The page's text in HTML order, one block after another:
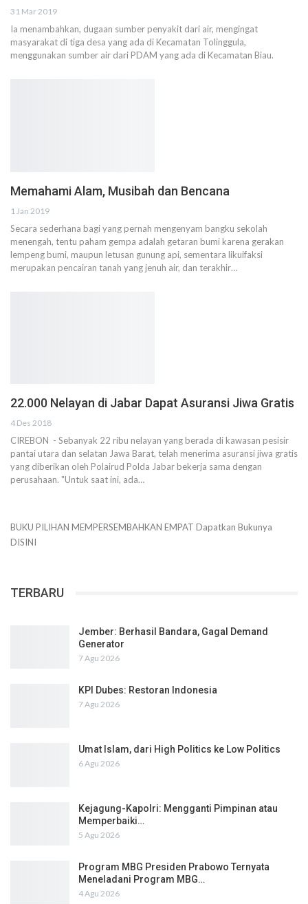
31 Mar 2019
Ia menambahkan, dugaan sumber penyakit dari air, mengingat
masyarakat di tiga desa yang ada di Kecamatan Tolinggula,
menggunakan sumber air dari PDAM yang ada di Kecamatan Biau.
Memahami Alam, Musibah dan Bencana
1 Jan 2019
Secara sederhana bagi yang pernah mengenyam bangku sekolah
menengah, tentu paham gempa adalah getaran bumi karena gerakan
lempeng bumi, maupun letusan gunung api, sementara likuifaksi
merupakan pencairan tanah yang jenuh air, dan terakhir…
22.000 Nelayan di Jabar Dapat Asuransi Jiwa Gratis
4 Des 2018
CIREBON - Sebanyak 22 ribu nelayan yang berada di kawasan pesisir
pantai utara dan selatan Jawa Barat, telah menerima asuransi jiwa gratis
yang diberikan oleh Polairud Polda Jabar bekerja sama dengan
perusahaan. "Untuk saat ini, ada…
BUKU PILIHAN MEMPERSEMBAHKAN EMPAT Dapatkan Bukunya
DISINI
TERBARU
Jember: Berhasil Bandara, Gagal Demand
Generator
7 Agu 2026
KPI Dubes: Restoran Indonesia
7 Agu 2026
Umat Islam, dari High Politics ke Low Politics
6 Agu 2026
Kejagung-Kapolri: Mengganti Pimpinan atau
Memperbaiki…
5 Agu 2026
Program MBG Presiden Prabowo Ternyata
Meneladani Program MBG…
4 Agu 2026